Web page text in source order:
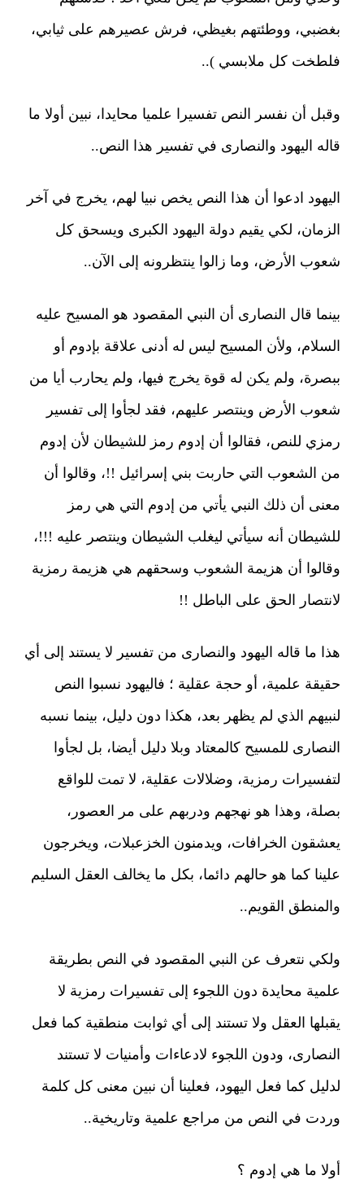
بغضبي، ووطئتهم بغيظي، فرش عصيرهم على ثيابي،
فلطخت كل ملابسي )..
وقبل أن نفسر النص تفسيرا علميا محايدا، نبين أولا ما
قاله اليهود والنصارى في تفسير هذا النص..
اليهود ادعوا أن هذا النص يخص نبيا لهم، يخرج في آخر
الزمان، لكي يقيم دولة اليهود الكبرى ويسحق كل
شعوب الأرض، وما زالوا ينتظرونه إلى الآن..
بينما قال النصارى أن النبي المقصود هو المسيح عليه
السلام، ولأن المسيح ليس له أدنى علاقة بإدوم أو
ببصرة، ولم يكن له قوة يخرج فيها، ولم يحارب أيا من
شعوب الأرض وينتصر عليهم، فقد لجأوا إلى تفسير
رمزي للنص، فقالوا أن إدوم رمز للشيطان لأن إدوم
من الشعوب التي حاربت بني إسرائيل !!، وقالوا أن
معنى أن ذلك النبي يأتي من إدوم التي هي رمز
للشيطان أنه سيأتي ليغلب الشيطان وينتصر عليه !!!،
وقالوا أن هزيمة الشعوب وسحقهم هي هزيمة رمزية
لانتصار الحق على الباطل !!
هذا ما قاله اليهود والنصارى من تفسير لا يستند إلى أي
حقيقة علمية، أو حجة عقلية ؛ فاليهود نسبوا النص
لنبيهم الذي لم يظهر بعد، هكذا دون دليل، بينما نسبه
النصارى للمسيح كالمعتاد وبلا دليل أيضا، بل لجأوا
لتفسيرات رمزية، وضلالات عقلية، لا تمت للواقع
بصلة، وهذا هو نهجهم ودربهم على مر العصور،
يعشقون الخرافات، ويدمنون الخزعبلات، ويخرجون
علينا كما هو حالهم دائما، بكل ما يخالف العقل السليم
والمنطق القويم..
ولكي نتعرف عن النبي المقصود في النص بطريقة
علمية محايدة دون اللجوء إلى تفسيرات رمزية لا
يقبلها العقل ولا تستند إلى أي ثوابت منطقية كما فعل
النصارى، ودون اللجوء لادعاءات وأمنيات لا تستند
لدليل كما فعل اليهود، فعلينا أن نبين معنى كل كلمة
وردت في النص من مراجع علمية وتاريخية..
أولا ما هي إدوم ؟